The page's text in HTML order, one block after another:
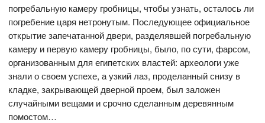
погребальную камеру гробницы, чтобы узнать, осталось ли
погребение царя нетронутым. Последующее официальное
открытие запечатанной двери, разделявшей погребальную
камеру и первую камеру гробницы, было, по сути, фарсом,
организованным для египетских властей: археологи уже
знали о своем успехе, а узкий лаз, проделанный снизу в
кладке, закрывающей дверной проем, был заложен
случайными вещами и срочно сделанным деревянным
помостом…